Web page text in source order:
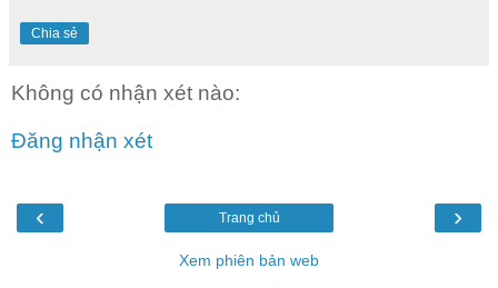
Chia sẻ
Không có nhận xét nào:
Đăng nhận xét
‹ ›
Trang chủ
Xem phiên bản web